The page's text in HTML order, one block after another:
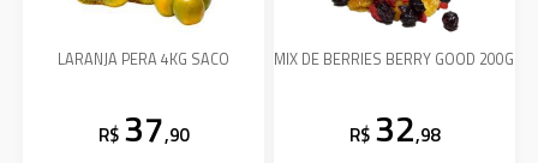
LARANJA PERA 4KG SACO
R$ 37,90
MIX DE BERRIES BERRY GOOD 200G
R$ 32,98